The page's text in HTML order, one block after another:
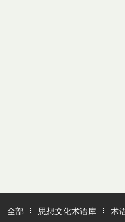
全部 思想文化术语库 术